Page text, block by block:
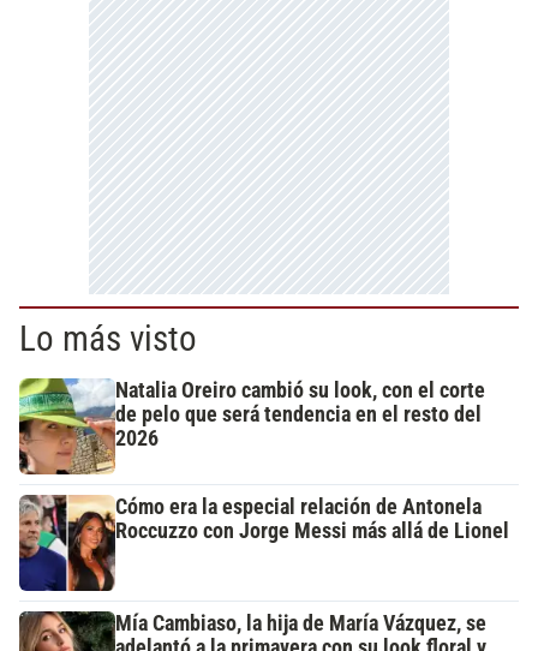
Lo más visto
Natalia Oreiro cambió su look, con el corte
de pelo que será tendencia en el resto del
2026
Cómo era la especial relación de Antonela
Roccuzzo con Jorge Messi más allá de Lionel
Mía Cambiaso, la hija de María Vázquez, se